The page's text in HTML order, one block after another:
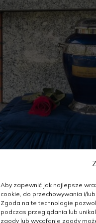
Aby zapewnić jak najlepsze
cookie, do przechowywania i/
Zgoda na te technologie
podczas przeglądania lub
zgody lub wycofanie zgody